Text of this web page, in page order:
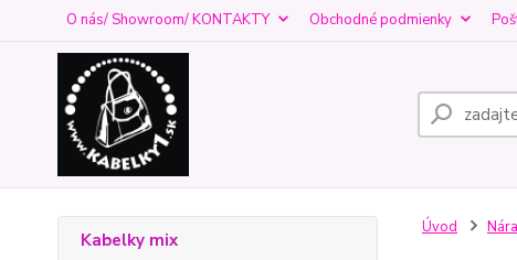
O nás/ Showroom/ KONTAKTY Obchodné podmienky
Kabelky mix
Úvod